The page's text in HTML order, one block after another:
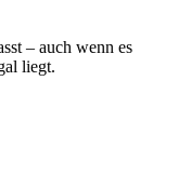
– auch wenn es
liegt.